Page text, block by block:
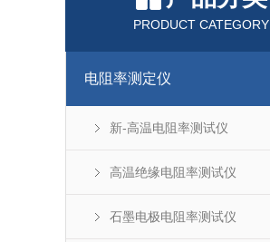
PRODUCT CATEGORY
电阻率测定仪
新-高温电阻率测试仪
高温绝缘电阻率测试仪
石墨电极电阻率测试仪